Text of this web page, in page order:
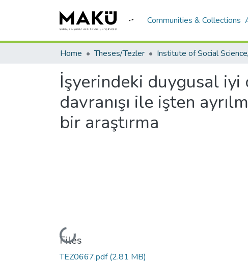
Communities & Collections
Home Theses/Tezler
İşyerindeki duygusal
davranışı ile işten
bir araştırma
Loading...
Files
TEZ0667.pdf(2.81 MB)